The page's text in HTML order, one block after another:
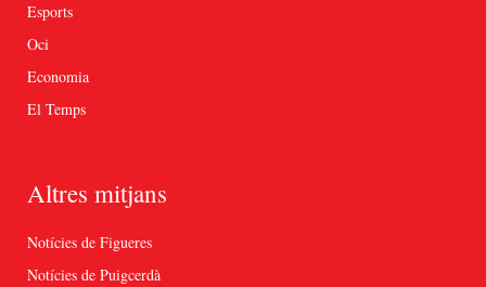
Esports
Oci
Economia
El Temps
Altres mitjans
Notícies de Figueres
Notícies de Puigcerdà